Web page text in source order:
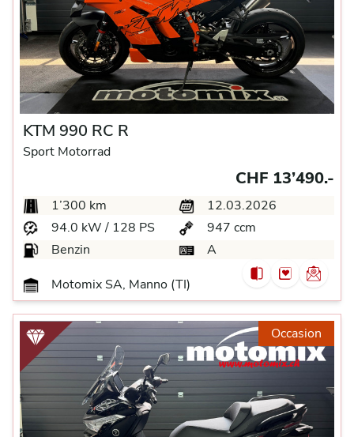
KTM 990 RC R
Sport Motorrad
CHF 13’490.-
1’300 km
12.03.2026
94.0 kW / 128 PS
947 ccm
Benzin
A
Motomix SA, Manno (TI)
Occasion